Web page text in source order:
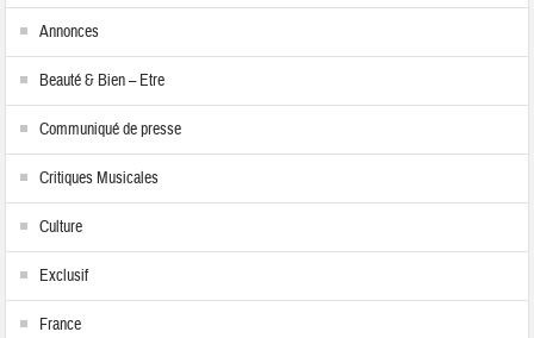
Annonces
Beauté & Bien – Etre
Communiqué de presse
Critiques Musicales
Culture
Exclusif
France